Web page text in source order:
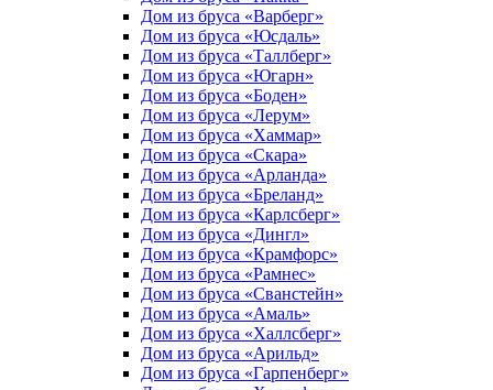
Дом из бруса «Варберг»
Дом из бруса «Юсдаль»
Дом из бруса «Таллберг»
Дом из бруса «Югарн»
Дом из бруса «Боден»
Дом из бруса «Лерум»
Дом из бруса «Хаммар»
Дом из бруса «Скара»
Дом из бруса «Арланда»
Дом из бруса «Бреланд»
Дом из бруса «Карлсберг»
Дом из бруса «Дингл»
Дом из бруса «Крамфорс»
Дом из бруса «Рамнес»
Дом из бруса «Сванстейн»
Дом из бруса «Амаль»
Дом из бруса «Халлсберг»
Дом из бруса «Арильд»
Дом из бруса «Гарпенберг»